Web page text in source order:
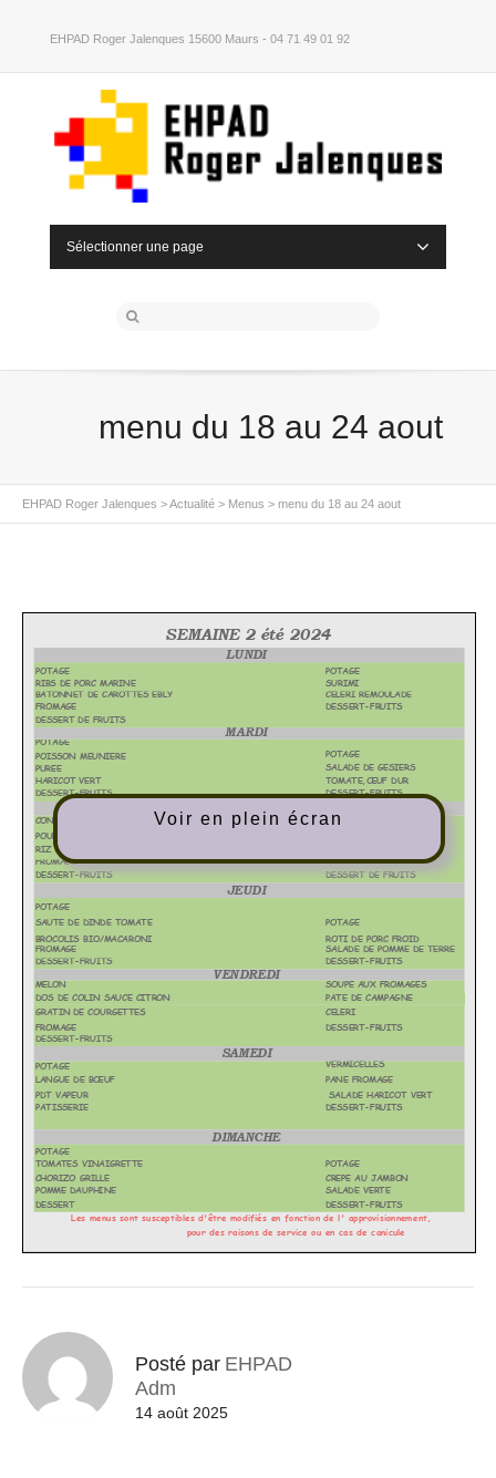
EHPAD Roger Jalenques 15600 Maurs - 04 71 49 01 92
Sélectionner une page
menu du 18 au 24 aout
EHPAD Roger Jalenques >Actualité > Menus > menu du 18 au 24 aout
Voir en plein écran
Posté par EHPAD
Adm
14 août 2025